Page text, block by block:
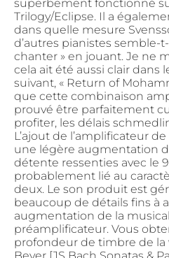
superbement fonctionné
Trilogy/Eclipse. Il a
dans quelle mesure
d’autres pianistes semble-
chanter » en jouant. Je ne
cela ait été aussi clair dans
suivant, « Return of
que cette combinaison
prouvé être parfaitement
profiter, les délais
L’ajout de l’amplificateur
une légère augmentation
détente ressenties avec le
probablement lié au
deux. Le son produit est
beaucoup de détails fins à
augmentation de la
préamplificateur. Vous
profondeur de timbre de la